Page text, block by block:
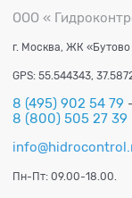
ООО «
г. Москва, ЖК «Бутово
GPS: 55.544343,
8 (495) 902 54 79
8 (800) 505 27 39
Пн-Пт: 09.00-18.00.